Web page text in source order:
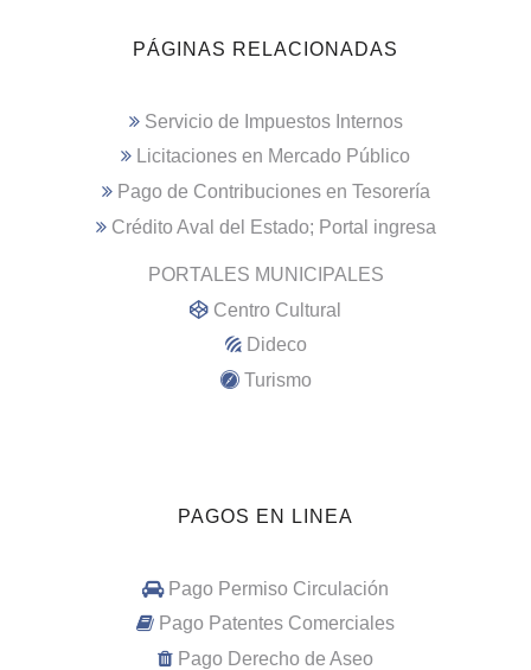
PÁGINAS RELACIONADAS
Servicio de Impuestos Internos
Licitaciones en Mercado Público
Pago de Contribuciones en Tesorería
Crédito Aval del Estado; Portal ingresa
PORTALES MUNICIPALES
Centro Cultural
Dideco
Turismo
PAGOS EN LINEA
Pago Permiso Circulación
Pago Patentes Comerciales
Pago Derecho de Aseo